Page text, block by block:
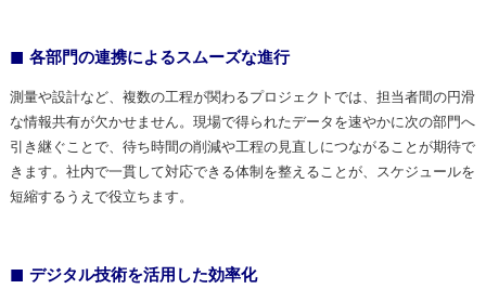
各部門の連携によるスムーズな進行
測量や設計など、複数の工程が関わるプロジェクトでは、担当者間の円滑
な情報共有が欠かせません。現場で得られたデータを速やかに次の部門へ
引き継ぐことで、待ち時間の削減や工程の見直しにつながることが期待で
きます。社内で一貫して対応できる体制を整えることが、スケジュールを
短縮するうえで役立ちます。
デジタル技術を活用した効率化